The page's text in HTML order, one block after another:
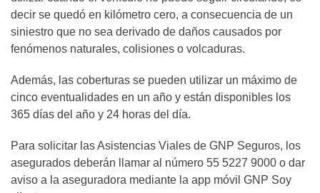
decir se quedó en kilómetro cero, a consecuencia de un
siniestro que no sea derivado de daños causados por
fenómenos naturales, colisiones o volcaduras.
Además, las coberturas se pueden utilizar un máximo de
cinco eventualidades en un año y están disponibles los
365 días del año y 24 horas del día.
Para solicitar las Asistencias Viales de GNP Seguros, los
asegurados deberán llamar al número 55 5227 9000 o dar
aviso a la aseguradora mediante la app móvil GNP Soy